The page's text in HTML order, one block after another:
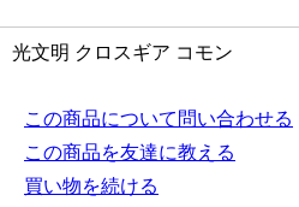
光文明 クロスギア コモン
この商品について問い合わせる
この商品を友達に教える
買い物を続ける